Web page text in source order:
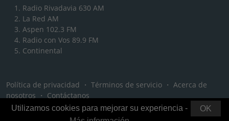
Radio Rivadavia 630 AM
La Red AM
Aspen 102.3 FM
Radio con Vos 89.9 FM
Continental
Política de privacidad ・ Términos de servicio ・ Acerca de
nosotros ・ Contáctanos
OK
Utilizamos cookies para mejorar su experiencia -